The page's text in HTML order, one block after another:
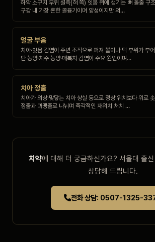
하악 소구치 부위 설측(혀 쪽) 잇몸 위에 생기는 뼈 돌출 구
구강 내 가장 흔한 골융기이며 양성이지만 의…
얼굴 부음
치아·잇몸 감염이 주변 조직으로 퍼져 볼이나 턱 부위가 부
단 농양·치주 농양·매복치 감염이 주요 원인이며…
치아 정출
치아가 외상·맞닿는 치아 상실 등으로 정상 위치보다 위로
정출과 과맹출로 나뉘며 즉각적인 재위치 처치 …
치약에 대해 더 궁금하신가요? 서울대 출
상담해 드립니다.
전화 상담: 0507-1325-